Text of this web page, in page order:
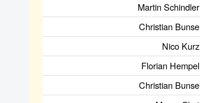
Martin Schindler
Christian Bunse
Nico Kurz
Florian Hempel
Christian Bunse